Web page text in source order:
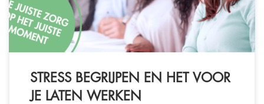
Waarom leidt dit dan in bepaalde situaties tot
mentale […]
STRESS BEGRIJPEN EN HET VOOR
JE LATEN WERKEN